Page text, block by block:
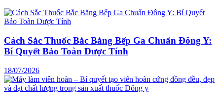
Cách Sắc Thuốc Bắc Bằng Bếp Ga Chuẩn Đông Y:
Bí Quyết Bảo Toàn Dược Tính
18/07/2026